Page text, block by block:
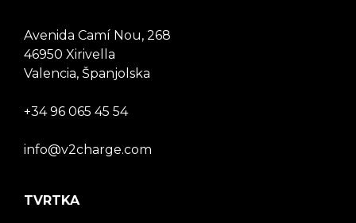
Avenida Camí Nou, 268
46950 Xirivella
Valencia, Španjolska
+34 96 065 45 54
info@v2charge.com
TVRTKA